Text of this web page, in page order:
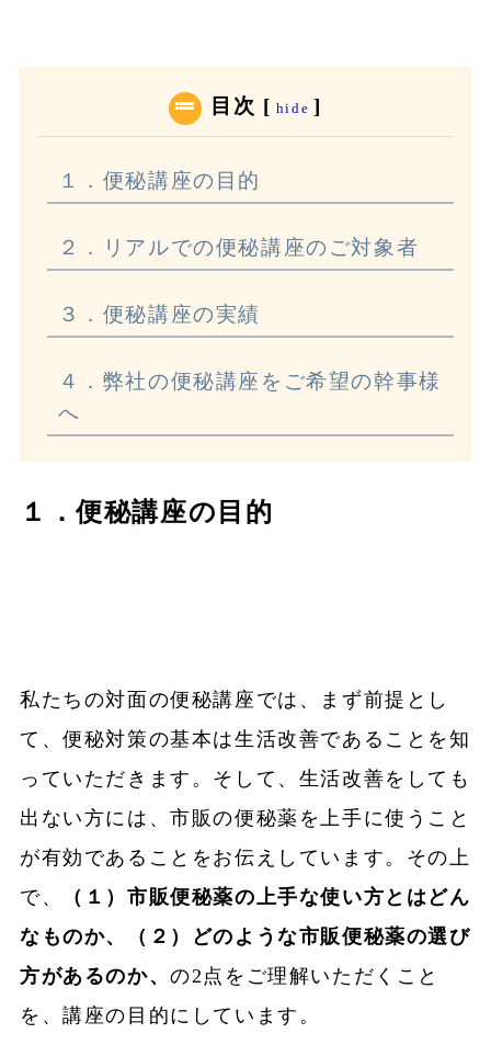
目次 [ hide ]
１．便秘講座の目的
２．リアルでの便秘講座のご対象者
３．便秘講座の実績
４．弊社の便秘講座をご希望の幹事様
へ
１．便秘講座の目的
私たちの対面の便秘講座では、まず前提とし
て、便秘対策の基本は生活改善であることを知
っていただきます。そして、生活改善をしても
出ない方には、市販の便秘薬を上手に使うこと
が有効であることをお伝えしています。その上
で、
（１）市販便秘薬の上手な使い方とはどん
なものか、（２）どのような市販便秘薬の選び
方があるのか、の2点をご理解いただくこと
を、講座の目的にしています。